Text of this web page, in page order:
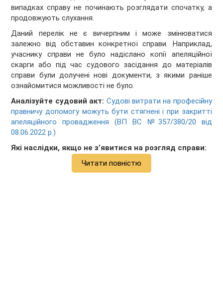
випадках справу не починають розглядати спочатку, а
продовжують слухання.
Даний перелік не є вичерпним і може змінюватися
залежно від обставин конкретної справи. Наприклад,
учаснику справи не було надіслано копії апеляційної
скарги або під час судового засідання до матеріалів
справи були долучені нові документи, з якими раніше
ознайомитися можливості не було.
Аналізуйте судовий акт: Судові витрати на професійну
правничу допомогу можуть бути стягнені і при закритті
апеляційного провадження (ВП ВС №357/380/20 від
08.06.2022 р.)
Які наслідки, якщо не з’явитися на розгляд справи:
Читати повністю